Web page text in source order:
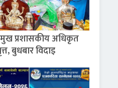
प्रशासकीय अधिकृत
बुधबार विदाइ